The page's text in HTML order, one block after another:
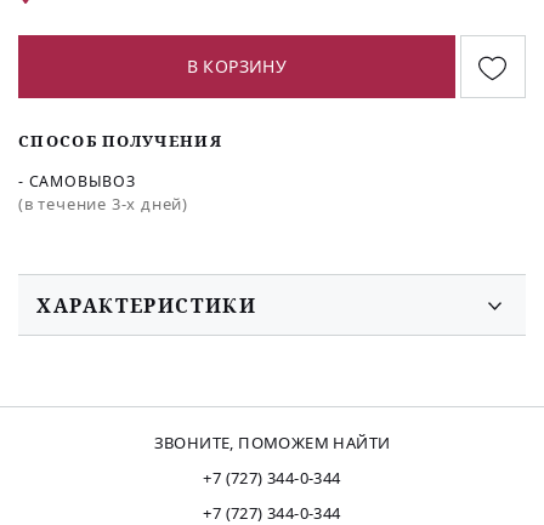
В КОРЗИНУ
СПОСОБ ПОЛУЧЕНИЯ
- САМОВЫВОЗ
(в течение 3-х дней)
ХАРАКТЕРИСТИКИ
ЗВОНИТЕ, ПОМОЖЕМ НАЙТИ
+7 (727) 344-0-344
+7 (727) 344-0-344